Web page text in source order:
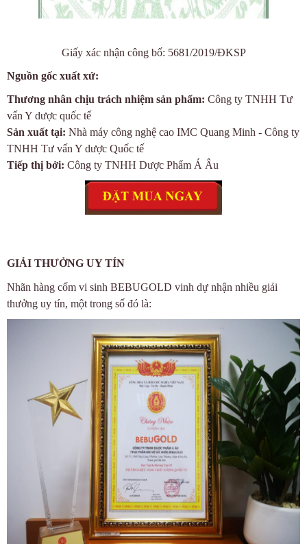
Giấy xác nhận công bố: 5681/2019/ĐKSP
Nguồn gốc xuất xứ:
Thương nhân chịu trách nhiệm sản phẩm: Công ty TNHH Tư
vấn Y dược quốc tế
Sản xuất tại: Nhà máy công nghệ cao IMC Quang Minh - Công ty
TNHH Tư vấn Y dược Quốc tế
Tiếp thị bởi: Công ty TNHH Dược Phẩm Á Âu
GIẢI THƯỞNG UY TÍN
Nhãn hàng cốm vi sinh BEBUGOLD vinh dự nhận nhiều giải
thưởng uy tín, một trong số đó là: